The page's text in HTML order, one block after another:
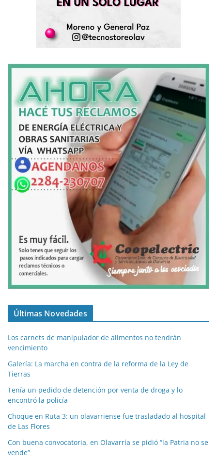
Últimas Novedades
Los carnets de manipulador de alimentos no tendrán
vencimiento
Galería: La marcha en contra de la reforma de la Ley de
Tierras
Tenía un pedido de detención por venta de droga y lo
encontró la policía
Choque en Ruta 3: un olavarriense fue trasladado al hospital
de Las Flores
Con buena convocatoria, en Olavarría se pidió “la Patria no se
vende”